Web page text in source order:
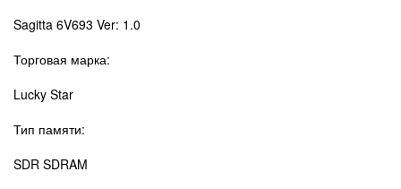
Sagitta 6V693 Ver: 1.0
Торговая марка:
Lucky Star
Тип памяти:
SDR SDRAM